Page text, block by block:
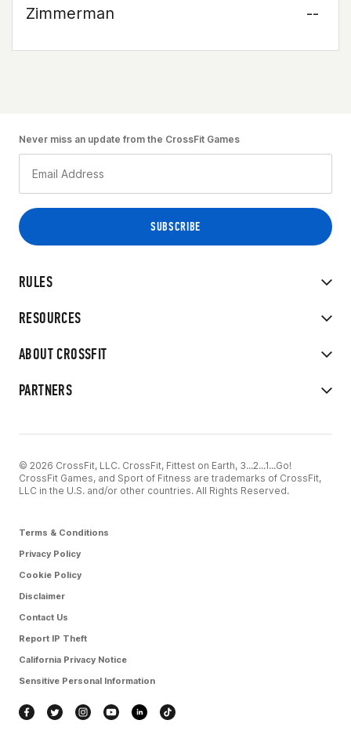
Zimmerman
--
RULES
RESOURCES
ABOUT CROSSFIT
PARTNERS
Never miss an update from the CrossFit Games
© 2026 CrossFit, LLC. CrossFit, Fittest on Earth, 3...2...1...Go!
CrossFit Games, and Sport of Fitness are trademarks of CrossFit,
LLC in the U.S. and/or other countries. All Rights Reserved.
Terms & Conditions
Privacy Policy
Cookie Policy
Disclaimer
Contact Us
Report IP Theft
California Privacy Notice
Sensitive Personal Information